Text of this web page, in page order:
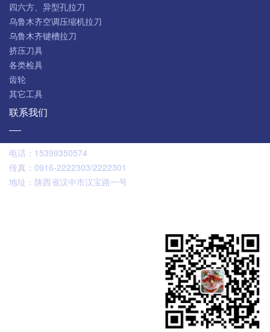
四六方、异型孔拉刀
乌鲁木齐空调压缩机拉刀
乌鲁木齐键槽拉刀
挤压刀具
各类检具
齿轮
其它工具
联系我们
电话： 15399350574
传真： 0916-2222303/2222301
地址： 陕西省汉中市汉宝路一号